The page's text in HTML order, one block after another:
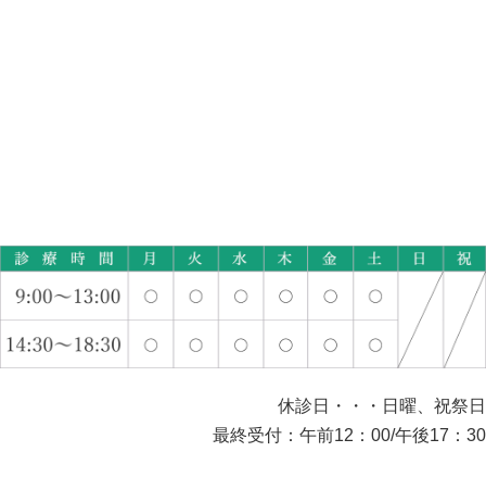
休診日・・・日曜、祝祭日
最終受付：午前12：00/午後17：30